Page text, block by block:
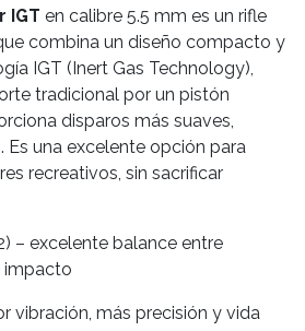
IGT en calibre 5.5 mm es un rifle
combina un diseño compacto y
IGT (Inert Gas Technology),
tradicional por un pistón
disparos más suaves,
Es una excelente opción para
recreativos, sin sacrificar
– excelente balance entre
impacto
vibración, más precisión y vida